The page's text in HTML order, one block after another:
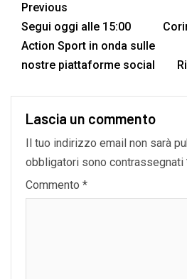
Previous
Segui oggi alle 15:00
Action Sport in onda sulle
nostre piattaforme social
Lascia un commento
Il tuo indirizzo email non sarà
obbligatori sono contrassegnati
Commento *